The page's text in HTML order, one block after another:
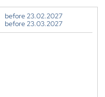
before 23.02.2027
before 23.03.2027